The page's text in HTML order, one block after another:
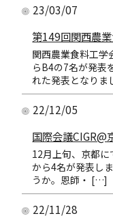
23/03/07
第149回関西農
関西農業食料工学
らB4の7名が発表
れた発表となり
22/12/05
国際会議CIGR@
12月上旬、京都に
から4名が発表し
うか。恩師・ […]
22/11/28